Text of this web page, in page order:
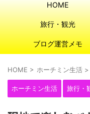
HOME
旅行・観光
ブログ運営メモ
HOME > ホーチミン生活 >
ホーチミン生活 旅行・